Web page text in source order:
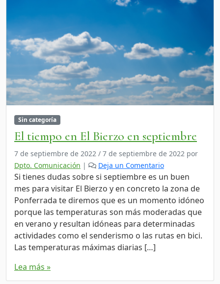
Sin categoría
El tiempo en El Bierzo en septiembre
7 de septiembre de 2022 / 7 de septiembre de 2022 por
Dpto. Comunicación | Deja un Comentario
Si tienes dudas sobre si septiembre es un buen
mes para visitar El Bierzo y en concreto la zona de
Ponferrada te diremos que es un momento idóneo
porque las temperaturas son más moderadas que
en verano y resultan idóneas para determinadas
actividades como el senderismo o las rutas en bici.
Las temperaturas máximas diarias […]
Lea más »